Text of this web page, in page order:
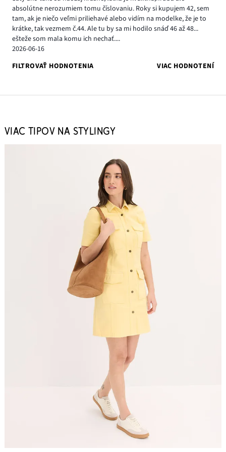
absolútne nerozumiem tomu číslovaniu. Roky si kupujem 42, sem
tam, ak je niečo veľmi priliehavé alebo vidím na modelke, že je to
krátke, tak vezmem č.44. Ale tu by sa mi hodilo snáď 46 až 48...
ešteže som mala komu ich nechať....
2026-06-16
FILTROVAŤ HODNOTENIA
VIAC HODNOTENÍ
VIAC TIPOV NA STYLINGY